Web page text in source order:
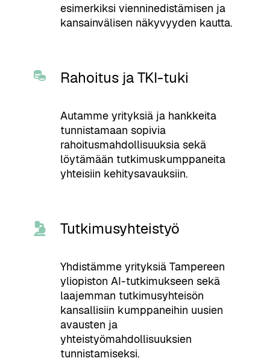
esimerkiksi vienninedistämisen ja
kansainvälisen näkyvyyden kautta.
Rahoitus ja TKI-tuki
Autamme yrityksiä ja hankkeita
tunnistamaan sopivia
rahoitusmahdollisuuksia sekä
löytämään tutkimuskumppaneita
yhteisiin kehitysavauksiin.
Tutkimusyhteistyö
Yhdistämme yrityksiä Tampereen
yliopiston AI-tutkimukseen sekä
laajemman tutkimusyhteisön
kansallisiin kumppaneihin uusien
avausten ja
yhteistyömahdollisuuksien
tunnistamiseksi.